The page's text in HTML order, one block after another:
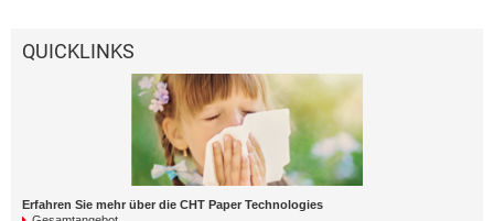
QUICKLINKS
Erfahren Sie mehr über die CHT Paper Technologies